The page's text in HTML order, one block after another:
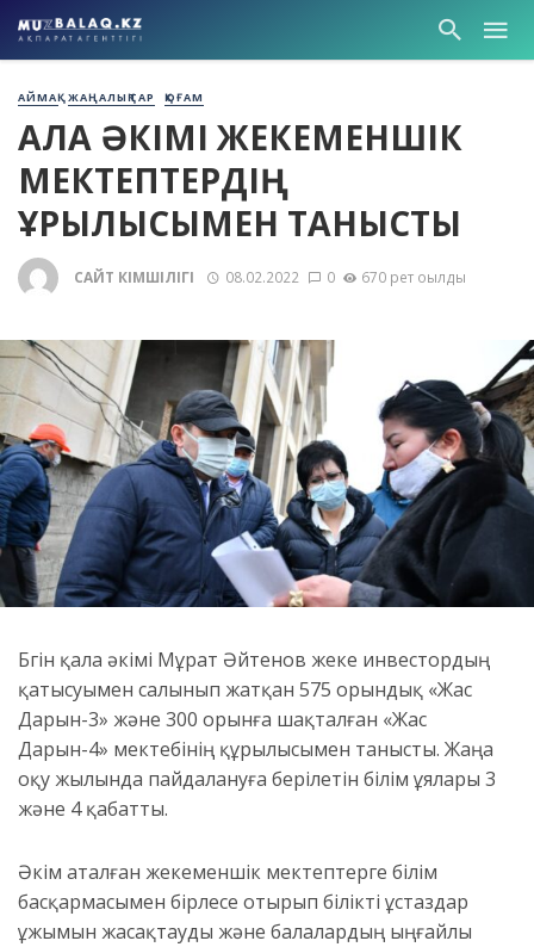
АЙМАҚ ЖАҢАЛЫҚТАР ҚОҒАМ
ҚАЛА ӘКІМІ ЖЕКЕМЕНШІК
МЕКТЕПТЕРДІҢ
ҚҰРЫЛЫСЫМЕН ТАНЫСТЫ
САЙТ ӘКІМШІЛІГІ 08.02.2022 0 670 рет оқылды
Бүгін қала әкімі Мұрат Әйтенов жеке инвестордың
қатысуымен салынып жатқан 575 орындық «Жас
Дарын-3» және 300 орынға шақталған «Жас
Дарын-4» мектебінің құрылысымен танысты. Жаңа
оқу жылында пайдалануға берілетін білім ұялары 3
және 4 қабатты.
Әкім аталған жекеменшік мектептерге білім
басқармасымен бірлесе отырып білікті ұстаздар
ұжымын жасақтауды және балалардың ыңғайлы